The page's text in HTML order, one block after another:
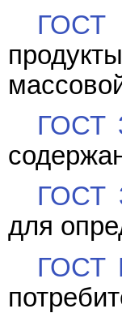
ГОСТ
ГОСТ
ГОСТ
для
ГОСТ